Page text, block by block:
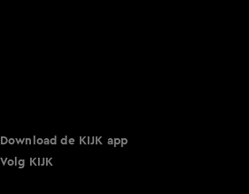
Download de KIJK app
Volg KIJK